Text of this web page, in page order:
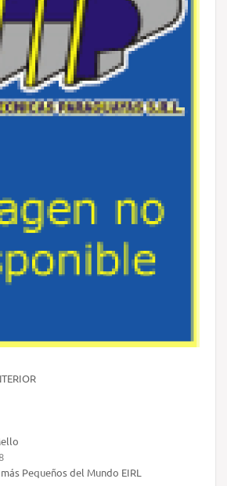
Pequeños del Mundo EIRL